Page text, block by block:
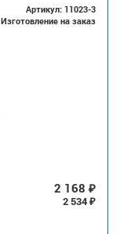
Артикул: 11023-3
Изготовление на заказ
2 168 ₽
2 534 ₽